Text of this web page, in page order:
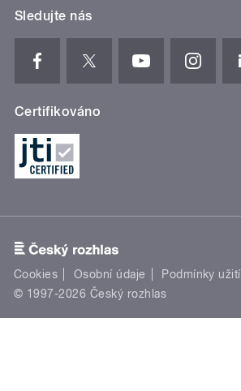
Sledujte nás
Certifikováno
Cookies Osobní údaje Podmínky užití
© 1997-2026 Český rozhlas